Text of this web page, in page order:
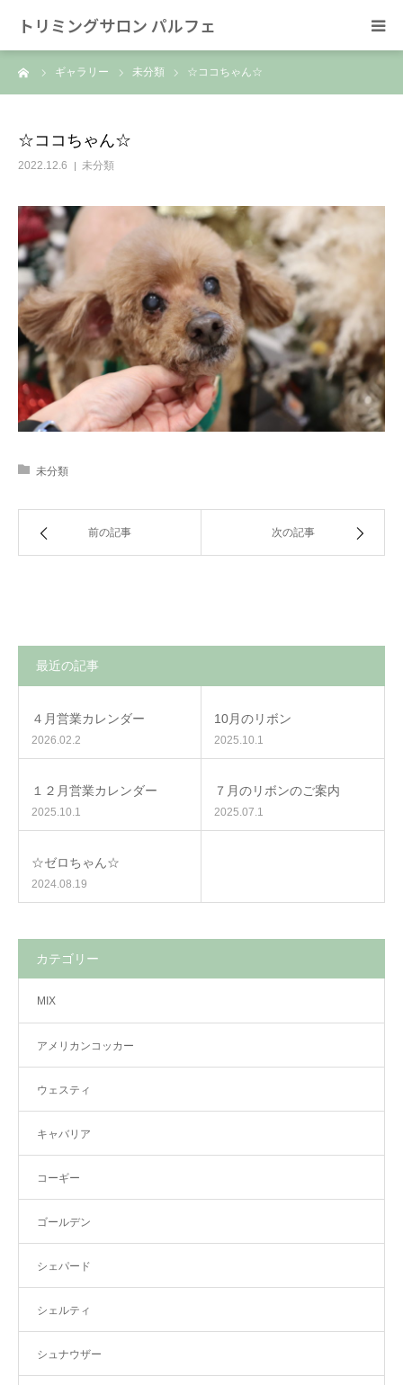
トリミングサロン パルフェ
ギャラリー 未分類 ☆ココちゃん☆
☆ココちゃん☆
2022.12.6 未分類
未分類
前の記事 次の記事
最近の記事
４月営業カレンダー
2026.02.2
10月のリボン
2025.10.1
１２月営業カレンダー
2025.10.1
７月のリボンのご案内
2025.07.1
☆ゼロちゃん☆
2024.08.19
カテゴリー
MIX
アメリカンコッカー
ウェスティ
キャバリア
コーギー
ゴールデン
シェパード
シェルティ
シュナウザー
HOME
スタッフ
SNS/リンク